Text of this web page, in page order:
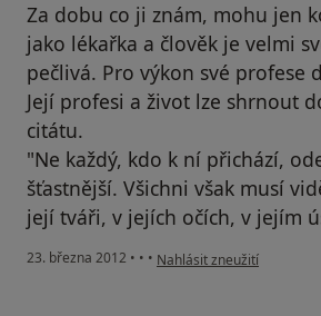
Za dobu co ji znám, mohu jen
jako lékařka a člověk je velmi
pečlivá. Pro výkon své profese
Její profesi a život lze shrnout
citátu.
"Ne každý, kdo k ní přichází,
šťastnější. Všichni však musí
její tváři, v jejích očích, v jejím
23. března 2012 • • • podle názoru uživatele
Nahlásit zneužití